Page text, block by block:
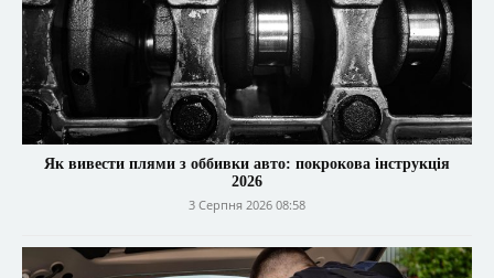
Як вивести плями з оббивки авто: покрокова інструкція
2026
3 Серпня 2026 08:58